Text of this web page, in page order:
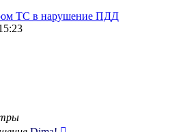
ТС в нарушение ПДД